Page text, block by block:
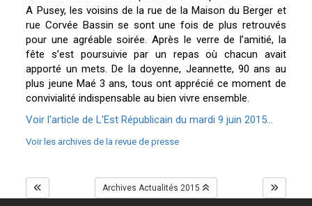
A Pusey, les voisins de la rue de la Maison du Berger et
rue Corvée Bassin se sont une fois de plus retrouvés
pour une agréable soirée. Après le verre de l’amitié, la
fête s’est poursuivie par un repas où chacun avait
apporté un mets. De la doyenne, Jeannette, 90 ans au
plus jeune Maé 3 ans, tous ont apprécié ce moment de
convivialité indispensable au bien vivre ensemble.
Voir l'article de L'Est Républicain du mardi 9 juin 2015...
Voir les archives de la revue de presse
Archives Actualités 2015